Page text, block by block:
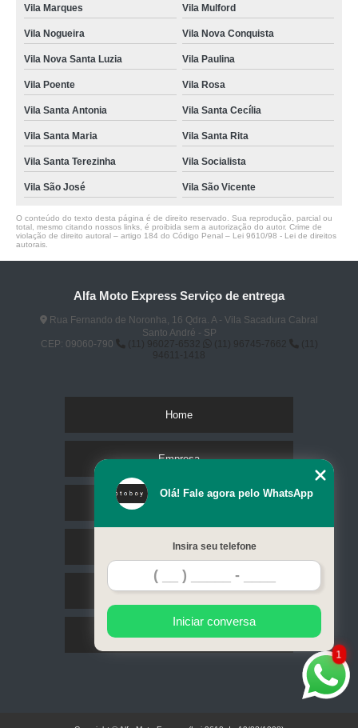
Vila Marques Vila Mulford
Vila Nogueira Vila Nova Conquista
Vila Nova Santa Luzia Vila Paulina
Vila Poente Vila Rosa
Vila Santa Antonia Vila Santa Cecília
Vila Santa Maria Vila Santa Rita
Vila Santa Terezinha Vila Socialista
Vila São José Vila São Vicente
O conteúdo do texto desta página é de direito reservado. Sua reprodução, parcial ou
total, mesmo citando nossos links, é proibida sem a autorização do autor. Crime de
violação de direito autoral – artigo 184 do Código Penal – Lei 9610/98 - Lei de direitos
autorais
Alfa Moto Express Serviço de entrega
Rua Fernando de Noronha, 16 Qdra. A - Vila Sacadura Cabral
Santo André - SP
CEP: 09060-790
(11) 96027-6532 (11) 96745-7662
(11)
94611-1418
Home
Empresa
Serviços
Contato
Mapa do site
1
Olá! Fale agora pelo WhatsApp
Insira seu telefone
Iniciar conversa